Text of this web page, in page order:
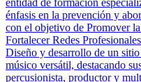
énfasis en la prevención y
con el objetivo de Promover
Fortalecer Redes Profesionales
Diseño y desarrollo de un
músico versátil, destacando
percusionista, productor y